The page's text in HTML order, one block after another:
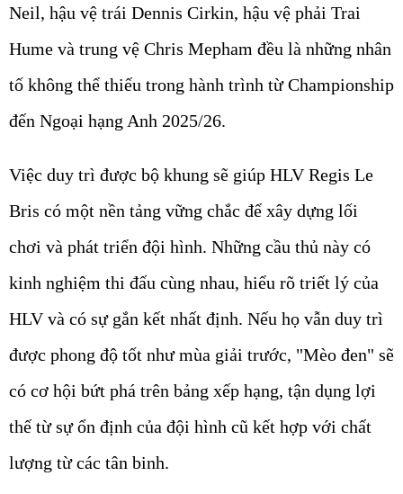
Neil, hậu vệ trái Dennis Cirkin, hậu vệ phải Trai
Hume và trung vệ Chris Mepham đều là những nhân
tố không thể thiếu trong hành trình từ Championship
đến Ngoại hạng Anh 2025/26.
Việc duy trì được bộ khung sẽ giúp HLV Regis Le
Bris có một nền tảng vững chắc để xây dựng lối
chơi và phát triển đội hình. Những cầu thủ này có
kinh nghiệm thi đấu cùng nhau, hiểu rõ triết lý của
HLV và có sự gắn kết nhất định. Nếu họ vẫn duy trì
được phong độ tốt như mùa giải trước, "Mèo đen" sẽ
có cơ hội bứt phá trên bảng xếp hạng, tận dụng lợi
thế từ sự ổn định của đội hình cũ kết hợp với chất
lượng từ các tân binh.